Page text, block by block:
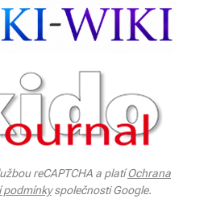
reCAPTCHA a platíOchrana
podmínkyspolečnosti Google.